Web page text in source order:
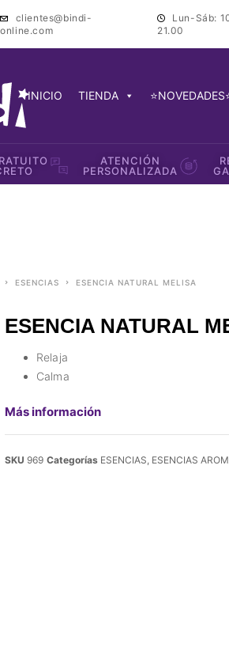
clientes@bindi-
online.com
Lun-Sáb:
21.00
INICIO TIENDA
ATENCIÓN
PERSONALIZADA
ESENCIAS ESENCIA NATURAL MELISA
ESENCIA NATURAL
Relaja
Calma
Más información
SKU 969 Categorías ESENCIAS, ESENCIAS